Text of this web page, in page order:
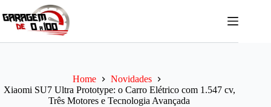
para
Home
Novidades
Xiaomi SU7 Ultra Prototype: o Carro Elétrico com 1.547 cv,
Três Motores e Tecnologia Avançada